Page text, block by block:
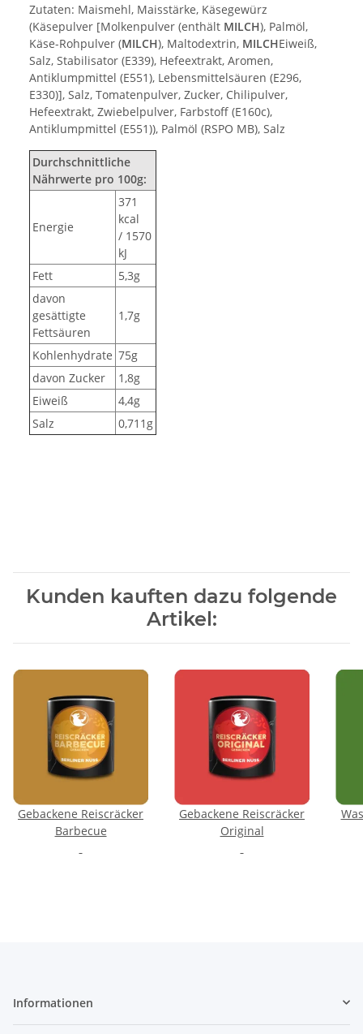
Zutaten: Maismehl, Maisstärke, Käsegewürz
(Käsepulver [Molkenpulver (enthält MILCH), Palmöl,
Käse-Rohpulver (MILCH), Maltodextrin, MILCHEiweiß,
Salz, Stabilisator (E339), Hefeextrakt, Aromen,
Antiklumpmittel (E551), Lebensmittelsäuren (E296,
E330)], Salz, Tomatenpulver, Zucker, Chilipulver,
Hefeextrakt, Zwiebelpulver, Farbstoff (E160c),
Antiklumpmittel (E551)), Palmöl (RSPO MB), Salz
Durchschnittliche
Nährwerte pro 100g:
Energie
371
kcal
/ 1570
kJ
Fett
5,3g
davon
gesättigte
Fettsäuren
1,7g
Kohlenhydrate 75g
davon Zucker
1,8g
Eiweiß
4,4g
Salz
0,711g
Kunden kauften dazu folgende
Artikel:
Gebackene Reiscräcker
Barbecue
Gebackene Reiscräcker
Original
Informationen